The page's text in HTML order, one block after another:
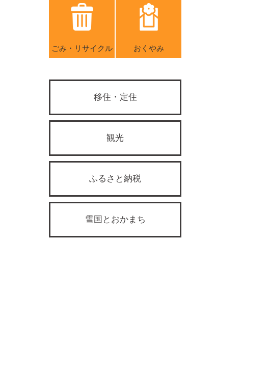
ごみ・リサイクル おくやみ
移住・定住
観光
ふるさと納税
雪国とおかまち